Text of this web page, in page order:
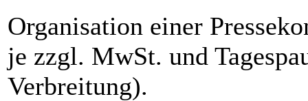
Organisation einer
je zzgl. MwSt. und
Verbreitung).